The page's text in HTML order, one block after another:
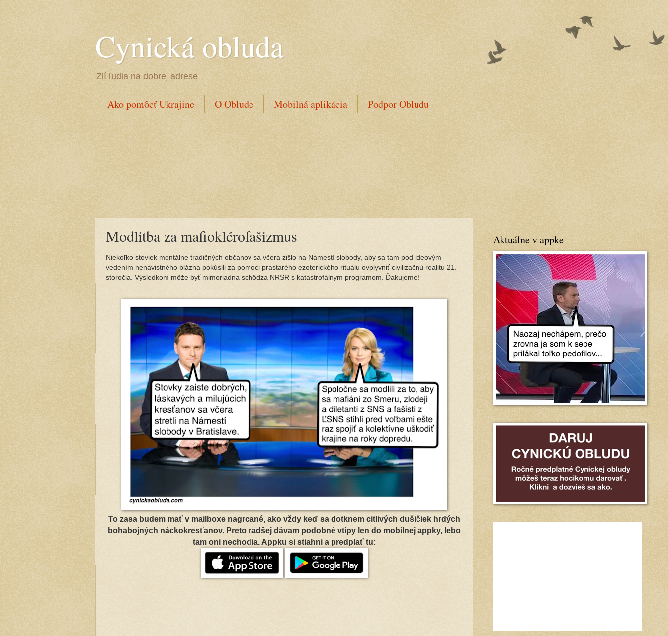
Cynická obluda
Zlí ľudia na dobrej adrese
Ako pomôcť Ukrajine O Oblude Mobilná aplikácia Podpor Obludu
Modlitba za mafioklérofašizmus
Niekoľko stoviek mentálne tradičných občanov sa včera zišlo na Námestí slobody, aby sa tam pod ideovým
vedením nenávistného blázna pokúsili za pomoci prastarého ezoterického rituálu ovplyvniť civilizačnú realitu 21.
storočia. Výsledkom môže byť mimoriadna schôdza NRSR s katastrofálnym programom. Ďakujeme!
To zasa budem mať v mailboxe nagrcané, ako vždy keď sa dotknem citlivých dušičiek hrdých
bohabojných náckokresťanov. Preto radšej dávam podobné vtipy len do mobilnej appky, lebo
tam oni nechodia. Appku si stiahni a predplať tu:
Aktuálne v appke